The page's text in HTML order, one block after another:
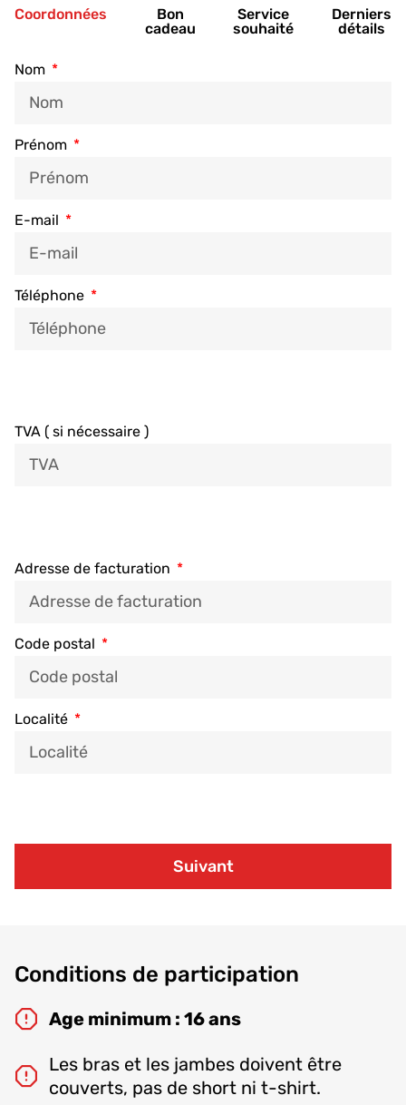
Coordonnées
Bon
cadeau
Service
souhaité
Derniers
détails
Nom
Prénom
E-mail
Téléphone
TVA ( si nécessaire )
Adresse de facturation
Code postal
Localité
Suivant
Conditions de participation
Age minimum : 16 ans
Les bras et les jambes doivent être
couverts, pas de short ni t-shirt.